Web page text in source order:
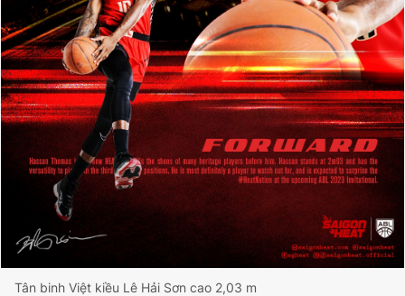
Tân binh Việt kiều Lê Hải Sơn cao 2,03 m